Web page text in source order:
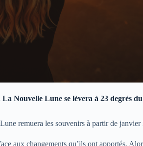
Nouvelle Lune se lèvera à 23 degrés
remuera les souvenirs à partir de
aux changements qu’ils ont apportés.